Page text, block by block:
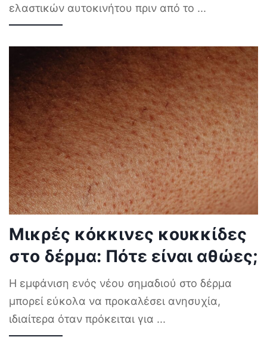
ελαστικών αυτοκινήτου πριν από το ...
Μικρές κόκκινες κουκκίδες
στο δέρμα: Πότε είναι αθώες;
Η εμφάνιση ενός νέου σημαδιού στο δέρμα
μπορεί εύκολα να προκαλέσει ανησυχία,
ιδιαίτερα όταν πρόκειται για ...